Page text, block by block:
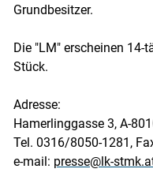
Skip
Grundbesitzer.
Die "LM" erscheinen 14-
Stück.
Adresse:
Hamerlinggasse 3, A-
Tel. 0316/8050-1281,
e-mail: presse@lk-